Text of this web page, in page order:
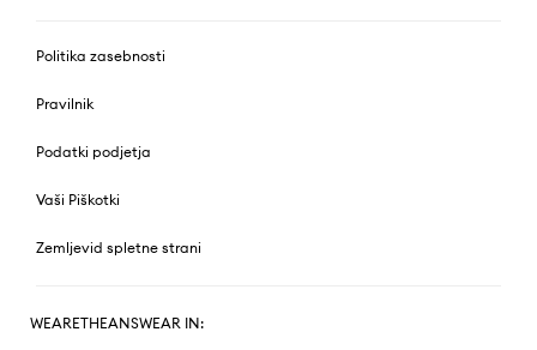
Politika zasebnosti
Pravilnik
Podatki podjetja
Vaši Piškotki
Zemljevid spletne strani
WEARETHEANSWEAR IN: